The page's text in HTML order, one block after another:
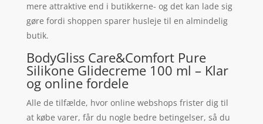
mere attraktive end i butikkerne- og det kan lade sig
gøre fordi shoppen sparer husleje til en almindelig
butik.
BodyGliss Care&Comfort Pure
Silikone Glidecreme 100 ml – Klar
og online fordele
Alle de tilfælde, hvor online webshops frister dig til
at købe varer, får du nogle bedre betingelser, så du